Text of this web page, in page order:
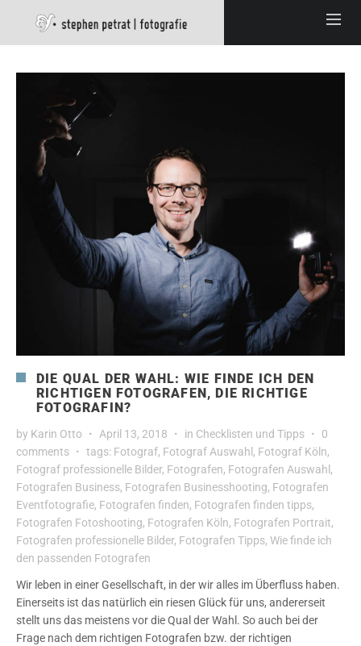
DIE QUAL DER WAHL: WIE FINDE ICH DEN
RICHTIGEN FOTOGRAFEN, DIE RICHTIGE
FOTOGRAFIN?
by Karin Otto April 13, 2018 in Checklisten und Tipps
0
comments
tags: Fotograf, Fotograf Auswahl , Fotograf Köln,
Fotograf professionelle Bilder, Fotografen, Fotografen Auswahl ,
Fotografen Business, Fotografen Businesshooting, Fotografen
Eventfotografie, Fotografen finden, Fotografen finden tipps,
Fotografen Fotoshooting, Fotografen Köln, Fotografen Portrait,
Fotografen professionelle Bilder, Fotografen Tipps, Wie finde ich
den passenden Fotografen
Wir leben in einer Gesellschaft, in der wir alles im Überfluss haben.
Einerseits ist das natürlich ein riesen Glück für uns, andererseit
stellt uns das meistens vor die Qual der Wahl. So auch bei der
Frage nach dem richtigen Fotografen bzw. der richtigen